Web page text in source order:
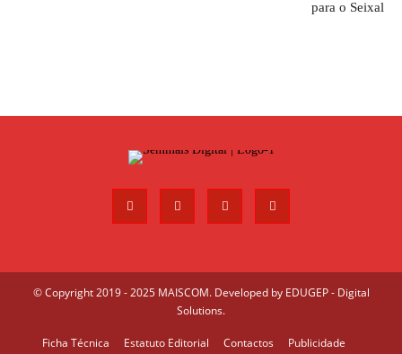
para o Seixal
© Copyright 2019 - 2025 MAISCOM. Developed by EDUGEP - Digital
Solutions.
Ficha Técnica Estatuto Editorial Contactos
Publicidade